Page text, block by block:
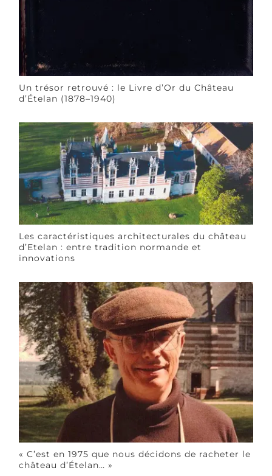
Un trésor retrouvé : le Livre d’Or du Château
d’Ételan (1878–1940)
Les caractéristiques architecturales du château
d’Etelan : entre tradition normande et
innovations
« C’est en 1975 que nous décidons de racheter le
château d’Ételan… »